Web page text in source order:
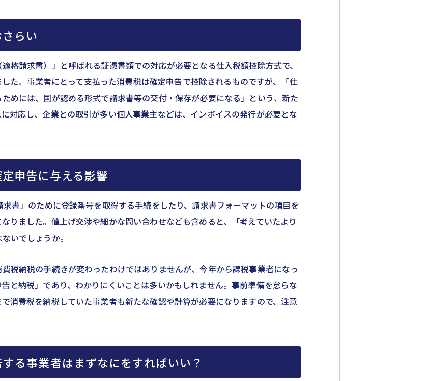
らい
格請求書）」と呼ばれる証憑書類での対応が必要となる仕入税額控除方式で、
た。事業者にとって支払った消費税は確定申告で控除されるものですが、「仕
めには、国が認める形式で請求書等の交付・保存が必要になる」という、新た
対応し、企業との取引が多い個人事業主などは、インボイスの発行が必要とな
申告に与える影響
書」のために登録番号を取得する手続をしたり、請求書フォーマットの項目を
りました。値上げ交渉や細かな問い合わせなども含めると、「考えていたより
いでしょうか。
税納税の手続きが変わったわけではありませんが、今年から課税事業者になっ
と納税」であり、わかりにくいことは多いかもしれません。事前準備を怠らな
消費税を納税していた事業者も新たな確認や計算が必要になりますので、注意
る事業者はまずなにをすればいい？